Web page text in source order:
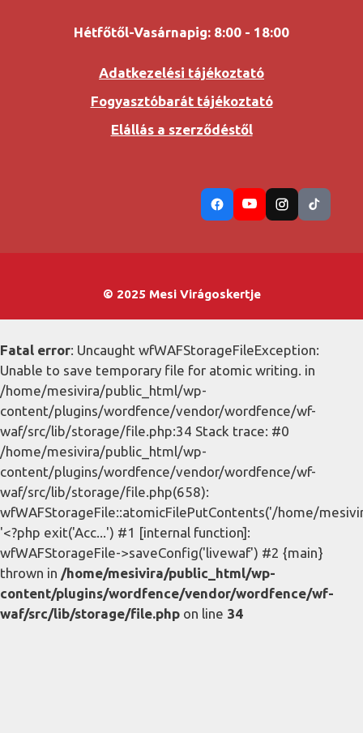
Hétfőtől-Vasárnapig: 8:00 - 18:00
Adatkezelési tájékoztató
Fogyasztóbarát tájékoztató
Elállás a szerződéstől
© 2025 Mesi Virágoskertje
Fatal error: Uncaught wfWAFStorageFileException:
Unable to save temporary file for atomic writing. in
/home/mesivira/public_html/wp-
content/plugins/wordfence/vendor/wordfence/wf-
waf/src/lib/storage/file.php:34 Stack trace: #0
/home/mesivira/public_html/wp-
content/plugins/wordfence/vendor/wordfence/wf-
waf/src/lib/storage/file.php(658):
wfWAFStorageFile::atomicFilePutContents('/home/
'<?php exit('Acc...') #1 [internal function]:
wfWAFStorageFile->saveConfig('livewaf') #2 {main}
thrown in /home/mesivira/public_html/wp-
content/plugins/wordfence/vendor/wordfence/wf-
waf/src/lib/storage/file.php on line 34